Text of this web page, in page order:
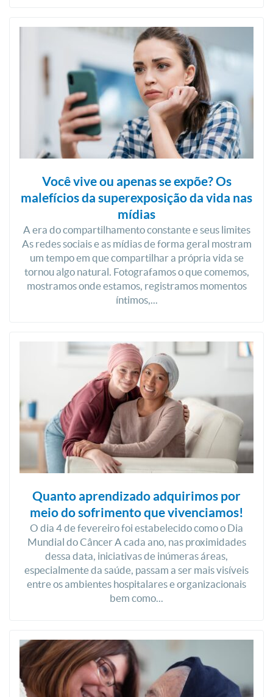
Você vive ou apenas se expõe? Os
malefícios da superexposição da vida nas
mídias
A era do compartilhamento constante e seus limites
As redes sociais e as mídias de forma geral mostram
um tempo em que compartilhar a própria vida se
tornou algo natural. Fotografamos o que comemos,
mostramos onde estamos, registramos momentos
íntimos,...
Quanto aprendizado adquirimos por
meio do sofrimento que vivenciamos!
O dia 4 de fevereiro foi estabelecido como o Dia
Mundial do Câncer A cada ano, nas proximidades
dessa data, iniciativas de inúmeras áreas,
especialmente da saúde, passam a ser mais visíveis
entre os ambientes hospitalares e organizacionais
bem como...